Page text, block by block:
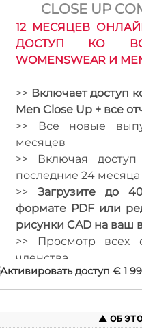
CLOSE UP
12 МЕСЯЦЕВ
ДОСТУП КО
WOMENSWEAR И
>> Включает доступ
Men Close Up + все
>> Все новые
месяцев
>> Включая
последние 24
>> Загрузите до
формате PDF или
рисунки CAD на ваш
>> Просмотр всех
членства
Активировать доступ € 1
ОБ